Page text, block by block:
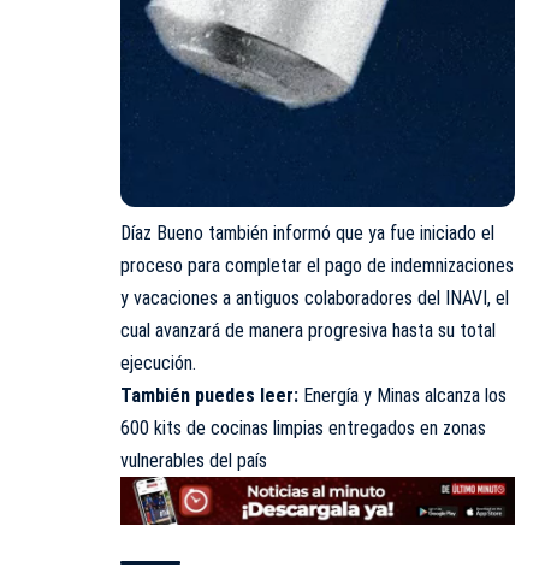
Díaz Bueno también informó que ya fue iniciado el
proceso para completar el pago de indemnizaciones
y vacaciones a antiguos colaboradores del INAVI, el
cual avanzará de manera progresiva hasta su total
ejecución.
También puedes leer: Energía y Minas alcanza los
600 kits de cocinas limpias entregados en zonas
vulnerables del país